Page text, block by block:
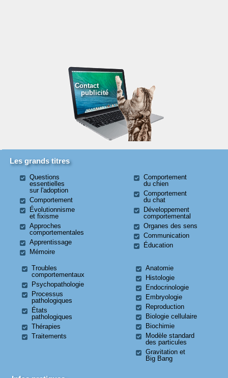
Contact
publicité
Les grands titres
Questions
essentielles
sur l'adoption
Comportement
Évolutionnisme
et fixisme
Approches
comportementales
Apprentissage
Mémoire
Comportement
du chien
Comportement
du chat
Développement
comportemental
Organes des sens
Communication
Éducation
Troubles
comportementaux
Psychopathologie
Processus
pathologiques
États
pathologiques
Thérapies
Traitements
Anatomie
Histologie
Endocrinologie
Embryologie
Reproduction
Biologie cellulaire
Biochimie
Modèle standard
des particules
Gravitation et
Big Bang